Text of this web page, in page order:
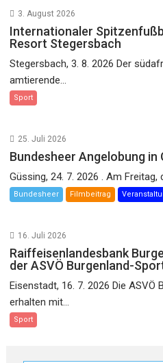
3. August 2026
Internationaler
Resort Stegersbach
Stegersbach, 3. 8. 2026 Der
amtierende...
Sport
25. Juli 2026
Bundesheer Angelobung in
Güssing, 24. 7. 2026 . Am Freitag,
Bundesheer Filmbeitrag
16. Juli 2026
Raiffeisenlandesbank
der ASVÖ Burgenland-
Eisenstadt, 16. 7. 2026 Die ASVÖ
erhalten mit...
Sport